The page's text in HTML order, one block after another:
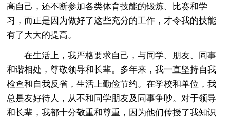
高自己，还不断参加各类体育技能的锻炼、比赛和学
习，而正是因为做好了这些充分的工作，才令我的技能
有了大大的提高。
在生活上，我严格要求自己，与同学、朋友、同事
和谐相处，尊敬领导和长辈。多年来，我一直坚持自我
检查和自我反省，生活上勤俭节约。在学校和单位，我
总是友好待人，从不和同学朋友及同事争吵。对于领导
和长辈，我都十分敬重和尊重，因为他们传授了我知识